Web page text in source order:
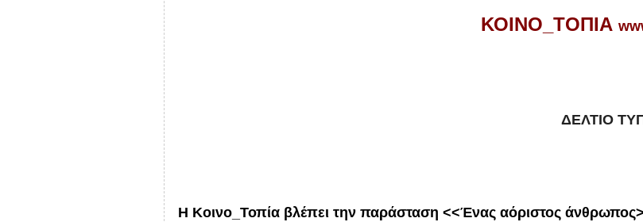
ΚΟΙΝΟ_ΤΟΠΙΑ
ΔΕΛΤΙΟ
Η Κοινο_Τοπία βλέπει την παράσταση <<Ένας αόριστος